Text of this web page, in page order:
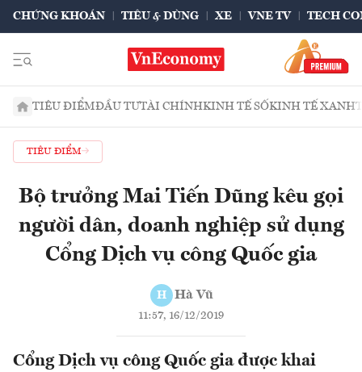
CHỨNG KHOÁN TIÊU & DÙNG XE VNE TV TECH
TIÊU ĐIỂMĐẦU TƯTÀI CHÍNHKINH TẾ SỐKINH TẾ XANH
TIÊU ĐIỂM
Bộ trưởng Mai Tiến Dũng kêu gọi
người dân, doanh nghiệp sử dụng
Cổng Dịch vụ công Quốc gia
H Hà Vũ
11:57, 16/12/2019
Cổng Dịch vụ công Quốc gia được khai